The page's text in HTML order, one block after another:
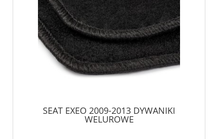
SEAT EXEO 2009-2013 DYWANIKI
WELUROWE